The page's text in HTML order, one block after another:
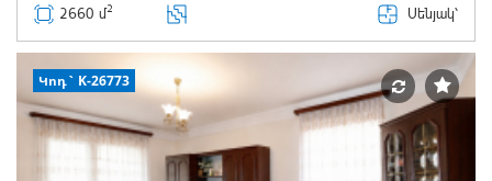
2660 մ2 Սենյակ՝
Կոդ` K-26773